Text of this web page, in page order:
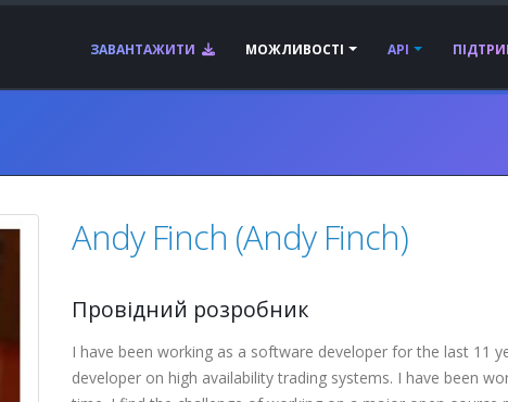
ЗАВАНТАЖИТИ МОЖЛИВОСТІ API
Andy Finch (Andy Finch)
Провідний розробник
I have been working as a software developer for the last 11
developer on high availability trading systems. I have been